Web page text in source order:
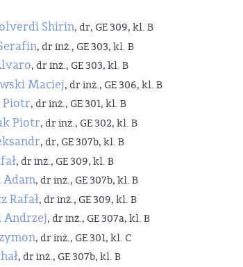
Shirin, dr, GE 309, kl. B
, dr inż., GE 303, kl. B
, dr inż., GE 303, kl. B
Maciej, dr inż., GE 306, kl. B
Piotr, dr inż., GE 301, kl. B
Piotr, dr inż., GE 302, kl. B
, dr, GE 307b, kl. B
, dr inż., GE 309, kl. B
, dr inż., GE 307b, kl. B
Rafał, dr inż., GE 309, kl. B
Andrzej, dr inż., GE 307a, kl. B
, dr inż., GE 301, kl. C
, dr inż., GE 307b, kl. B